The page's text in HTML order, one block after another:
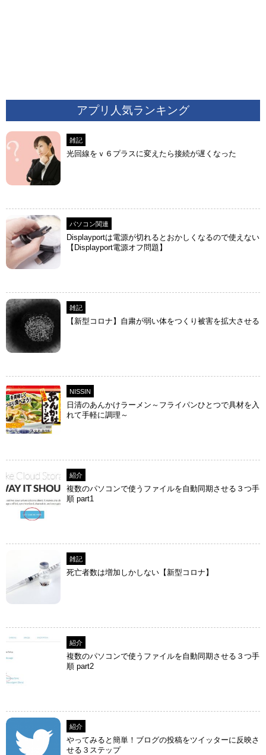
アプリ人気ランキング
雑記
光回線をｖ６プラスに変えたら接続が遅くなった
パソコン関連
Displayportは電源が切れるとおかしくなるので使えない
【Displayport電源オフ問題】
雑記
【新型コロナ】自粛が弱い体をつくり被害を拡大させる
NISSIN
日清のあんかけラーメン～フライパンひとつで具材を入
れて手軽に調理～
紹介
複数のパソコンで使うファイルを自動同期させる３つ手
順 part1
雑記
死亡者数は増加しかしない【新型コロナ】
紹介
複数のパソコンで使うファイルを自動同期させる３つ手
順 part2
紹介
やってみると簡単！ブログの投稿をツイッターに反映さ
せる３ステップ